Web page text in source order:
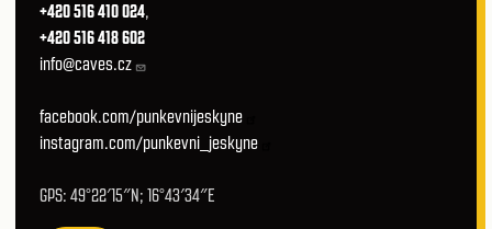
+420 516 410 024,
+420 516 418 602
info@caves.cz
facebook.com/punkevnijeskyne
instagram.com/punkevni_jeskyne
GPS: 49°22′15″N; 16°43′34″E